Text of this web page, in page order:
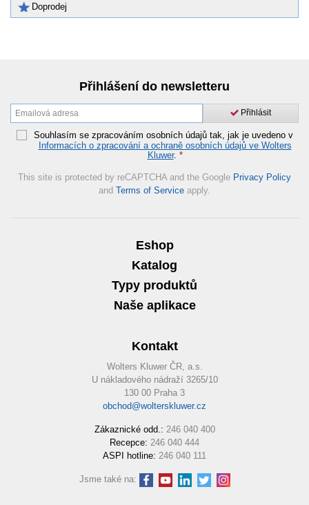
Doprodej
Přihlášení do newsletteru
Přihlásit
Souhlasím se zpracováním osobních údajů tak, jak je uvedeno v
Informacích o zpracování a ochraně osobních údajů ve Wolters
Kluwer. *
This site is protected by reCAPTCHA and the Google Privacy Policy
and Terms of Service apply.
Eshop
Katalog
Typy produktů
Naše aplikace
Kontakt
Wolters Kluwer ČR, a.s.
U nákladového nádraží 3265/10
130 00 Praha 3
obchod@wolterskluwer.cz
Zákaznické odd.: 246 040 400
Recepce: 246 040 444
ASPI hotline: 246 040 111
Jsme také na: